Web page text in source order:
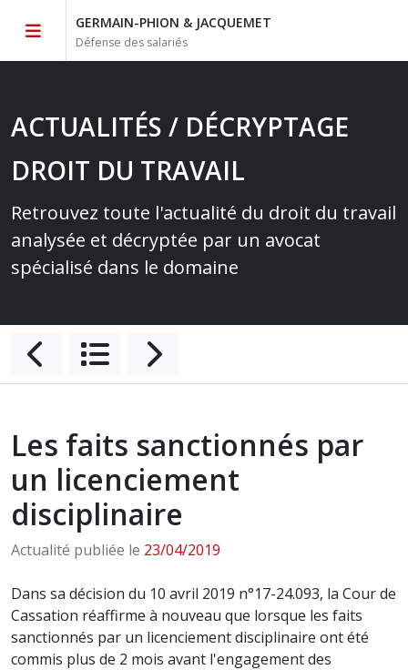
GERMAIN-PHION & JACQUEMET
Défense des salariés
ACTUALITÉS / DÉCRYPTAGE
DROIT DU TRAVAIL
Retrouvez toute l'actualité du droit du travail
analysée et décryptée par un avocat
spécialisé dans le domaine
Les faits sanctionnés par
un licenciement
disciplinaire
Actualité publiée le 23/04/2019
Dans sa décision du 10 avril 2019 n°17-24.093, la Cour de
Cassation réaffirme à nouveau que lorsque les faits
sanctionnés par un licenciement disciplinaire ont été
commis plus de 2 mois avant l'engagement des